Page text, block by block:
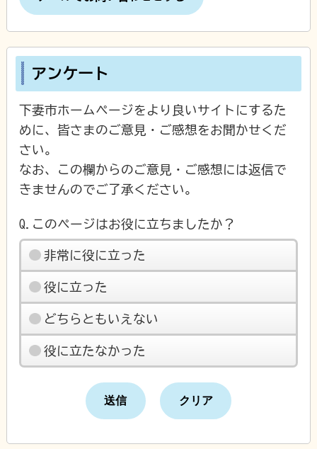
アンケート
下妻市ホームページをより良いサイトにするた
めに、皆さまのご意見・ご感想をお聞かせくだ
さい。
なお、この欄からのご意見・ご感想には返信で
きませんのでご了承ください。
Q.このページはお役に立ちましたか？
非常に役に立った
役に立った
どちらともいえない
役に立たなかった